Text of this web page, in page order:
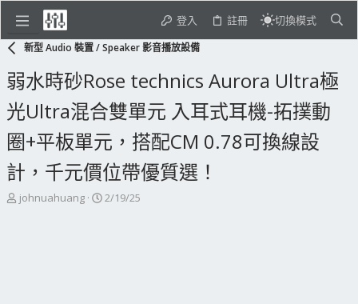
登入 註冊 切換模式
新型 Audio 裝置 / Speaker 影音播放設備
弱水時砂Rose technics Aurora Ultra極
光Ultra混合雙單元 入耳式耳機-拓撲動
圈+平板單元，搭配CM 0.78可換線設
計，千元價位帶優質選！
主
johnuahuang
開
2/19/25